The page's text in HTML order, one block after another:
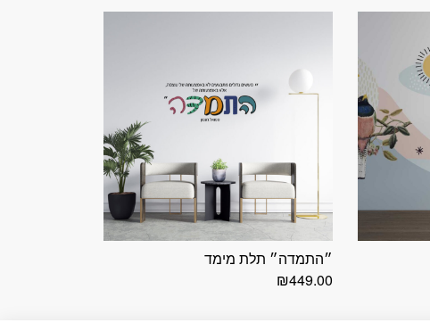
״התמדה״ תלת מימד
₪449.00